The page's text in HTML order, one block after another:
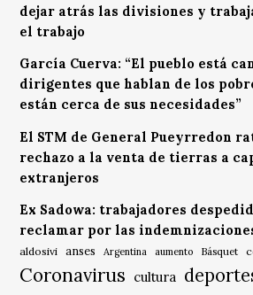
dejar atrás las divisiones y
el trabajo
García Cuerva: “El pueblo está
dirigentes que hablan de los
están cerca de sus necesidades”
El STM de General Pueyrredon
rechazo a la venta de tierras a
extranjeros
Ex Sadowa: trabajadores
reclamar por las
aldosivi anses Argentina aumento Básquet
Coronavirus cultura